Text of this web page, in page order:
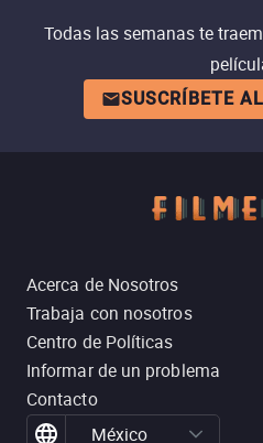
Todas las semanas te
SUSCRÍBETE
Acerca de Nosotros
Trabaja con nosotros
Centro de Políticas
Informar de un problema
Contacto
México